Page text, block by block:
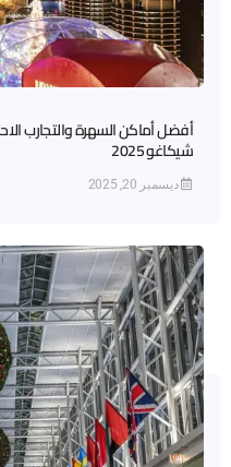
أفضل أماكن السهرة والتجارب
شيكاغو 2025
ديسمبر 20, 2025